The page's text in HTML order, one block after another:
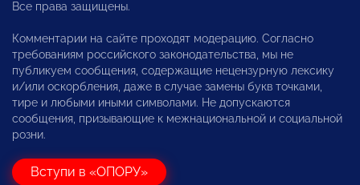
Все права защищены.
Комментарии на сайте проходят модерацию. Согласно
требованиям российского законодательства, мы не
публикуем сообщения, содержащие нецензурную лексику
и/или оскорбления, даже в случае замены букв точками,
тире и любыми иными символами. Не допускаются
сообщения, призывающие к межнациональной и социальной
розни.
Вступи в «ОПОРУ»